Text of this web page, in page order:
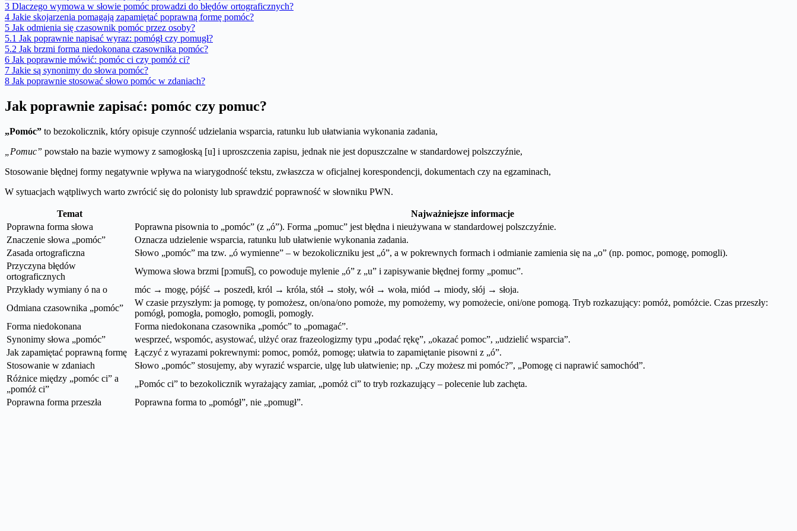
3 Dlaczego wymowa w słowie pomóc prowadzi do błędów ortograficznych?
4 Jakie skojarzenia pomagają zapamiętać poprawną formę pomóc?
5 Jak odmienia się czasownik pomóc przez osoby?
5.1 Jak poprawnie napisać wyraz: pomógł czy pomugł?
5.2 Jak brzmi forma niedokonana czasownika pomóc?
6 Jak poprawnie mówić: pomóc ci czy pomóż ci?
7 Jakie są synonimy do słowa pomóc?
8 Jak poprawnie stosować słowo pomóc w zdaniach?
Jak poprawnie zapisać: pomóc czy pomuc?
„Pomóc” to bezokolicznik, który opisuje czynność udzielania wsparcia, ratunku lub ułatwiania wykonania zadania,
„Pomuc” powstało na bazie wymowy z samogłoską [u] i uproszczenia zapisu, jednak nie jest dopuszczalne w standardowej polszczyźnie,
Stosowanie błędnej formy negatywnie wpływa na wiarygodność tekstu, zwłaszcza w oficjalnej korespondencji, dokumentach czy na egzaminach,
W sytuacjach wątpliwych warto zwrócić się do polonisty lub sprawdzić poprawność w słowniku PWN.
Temat
Najważniejsze informacje
Poprawna forma słowa
Poprawna pisownia to „pomóc” (z „ó”). Forma „pomuc” jest błędna i nieużywana w standardowej polszczyźnie.
Znaczenie słowa „pomóc”
Oznacza udzielenie wsparcia, ratunku lub ułatwienie wykonania zadania.
Zasada ortograficzna
Słowo „pomóc” ma tzw. „ó wymienne” – w bezokoliczniku jest „ó”, a w pokrewnych formach i odmianie zamienia się na „o” (np. pomoc, pomogę, pomogli).
Przyczyna błędów
ortograficznych
Wymowa słowa brzmi [pɔmut͡s], co powoduje mylenie „ó” z „u” i zapisywanie błędnej formy „pomuc”.
Przykłady wymiany ó na o
móc → mogę, pójść → poszedł, król → króla, stół → stoły, wół → woła, miód → miody, słój → słoja.
Odmiana czasownika „pomóc”
W czasie przyszłym: ja pomogę, ty pomożesz, on/ona/ono pomoże, my pomożemy, wy pomożecie, oni/one pomogą. Tryb rozkazujący: pomóż, pomóżcie. Czas przeszły:
pomógł, pomogła, pomogło, pomogli, pomogły.
Forma niedokonana
Forma niedokonana czasownika „pomóc” to „pomagać”.
Synonimy słowa „pomóc”
wesprzeć, wspomóc, asystować, ulżyć oraz frazeologizmy typu „podać rękę”, „okazać pomoc”, „udzielić wsparcia”.
Jak zapamiętać poprawną formę
Łączyć z wyrazami pokrewnymi: pomoc, pomóż, pomogę; ułatwia to zapamiętanie pisowni z „ó”.
Stosowanie w zdaniach
Słowo „pomóc” stosujemy, aby wyrazić wsparcie, ulgę lub ułatwienie; np. „Czy możesz mi pomóc?”, „Pomogę ci naprawić samochód”.
Różnice między „pomóc ci” a
„pomóż ci”
„Pomóc ci” to bezokolicznik wyrażający zamiar, „pomóż ci” to tryb rozkazujący – polecenie lub zachęta.
Poprawna forma przeszła
Poprawna forma to „pomógł”, nie „pomugł”.